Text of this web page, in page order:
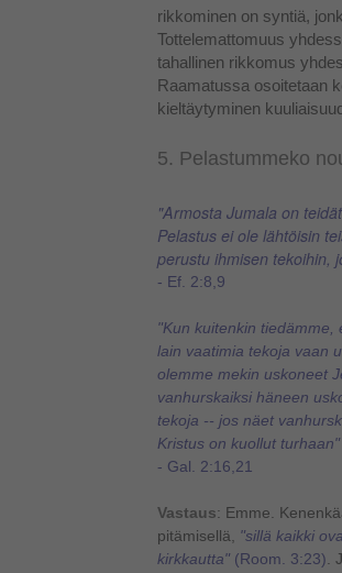
rikkominen on syntiä,
Tottelemattomuus
tahallinen rikkomus
Raamatussa osoitetaan
kieltäytyminen
5. Pelastummeko
"Armosta Jumala on
Pelastus ei ole lähtöisin
perustu ihmisen tekoihin,
- Ef. 2:8,9
"Kun kuitenkin
lain vaatimia tekoja vaan
olemme mekin uskoneet
vanhurskaiksi häneen
tekoja -- jos näet
Kristus on kuollut turhaan"
- Gal. 2:16,21
Vastaus: Emme.
pitämisellä, "sillä kaikki
kirkkautta" (Room. 3:23)